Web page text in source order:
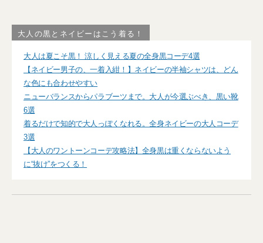
大人の黒とネイビーはこう着る！
大人は夏こそ黒！ 涼しく見える夏の全身黒コーデ4選
【ネイビー男子の、一着入紺！】ネイビーの半袖シャツは、どん
な色にも合わせやすい
ニューバランスからパラブーツまで。大人が今選ぶべき、黒い靴
6選
着るだけで知的で大人っぽくなれる。全身ネイビーの大人コーデ
3選
【大人のワントーンコーデ攻略法】全身黒は重くならないよう
に“抜け”をつくる！